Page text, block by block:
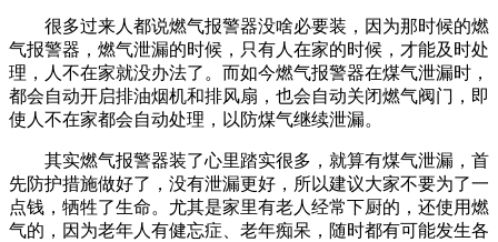
很多过来人都说燃气报警器没啥必要装，因为那时候的燃
气报警器，燃气泄漏的时候，只有人在家的时候，才能及时处
理，人不在家就没办法了。而如今燃气报警器在煤气泄漏时，
都会自动开启排油烟机和排风扇，也会自动关闭燃气阀门，即
使人不在家都会自动处理，以防煤气继续泄漏。
其实燃气报警器装了心里踏实很多，就算有煤气泄漏，首
先防护措施做好了，没有泄漏更好，所以建议大家不要为了一
点钱，牺牲了生命。尤其是家里有老人经常下厨的，还使用燃
气的，因为老年人有健忘症、老年痴呆，随时都有可能发生各